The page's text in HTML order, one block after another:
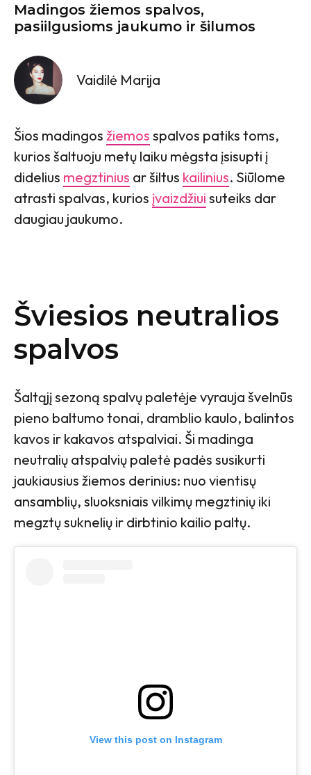
Madingos žiemos spalvos,
pasiilgusioms jaukumo ir šilumos
Vaidilė Marija
Šios madingos žiemos spalvos patiks toms,
kurios šaltuoju metų laiku mėgsta įsisupti į
didelius megztinius ar šiltus kailinius. Siūlome
atrasti spalvas, kurios įvaizdžiui suteiks dar
daugiau jaukumo.
Šviesios neutralios
spalvos
Šaltąjį sezoną spalvų paletėje vyrauja švelnūs
pieno baltumo tonai, dramblio kaulo, balintos
kavos ir kakavos atspalviai. Ši madinga
neutralių atspalvių paletė padės susikurti
jaukiausius žiemos derinius: nuo vientisų
ansamblių, sluoksniais vilkimų megztinių iki
megztų suknelių ir dirbtinio kailio paltų.
View this post on Instagram